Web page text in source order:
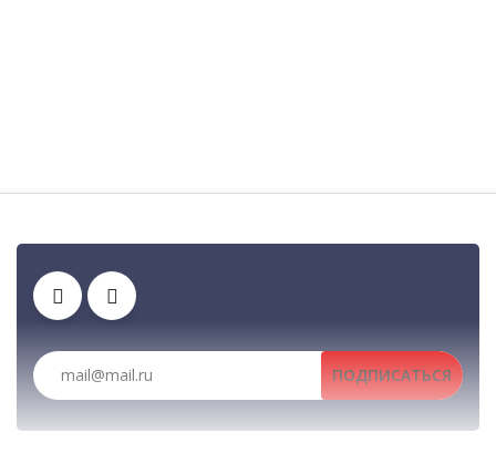
Автомобильные рации, автомобильные
Тангенты
Рации, радиостанции, рации для охоты и рыбалки, портативные
Клипсы Гарнитуры
ПОДПИСАТЬСЯ